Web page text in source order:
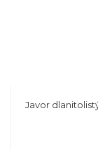
Javor